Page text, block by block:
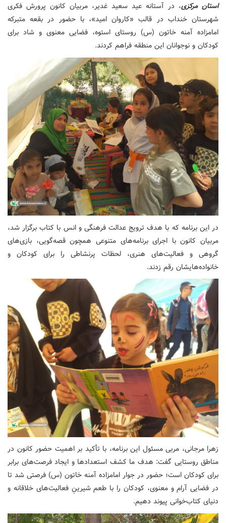
استان مرکزی، در آستانه عید سعید غدیر، مربیان کانون پرورش فکری
شهرستان خنداب در قالب «کاروان امید»، با حضور در بقعه متبرکه
امامزاده آمنه خاتون (س) روستای استوه، فضایی معنوی و شاد برای
کودکان و نوجوانان این منطقه فراهم کردند.
در این برنامه که با هدف ترویج عدالت فرهنگی و انس با کتاب برگزار شد،
مربیان کانون با اجرای برنامه‌های متنوعی همچون قصه‌گویی، بازی‌های
گروهی و فعالیت‌های هنری، لحظات پرنشاطی را برای کودکان و
خانواده‌هایشان رقم زدند.
زهرا مرجانی، مربی مسئول این برنامه، با تأکید بر اهمیت حضور کانون در
مناطق روستایی گفت: هدف ما کشف استعدادها و ایجاد فرصت‌های برابر
برای کودکان است؛ حضور در جوار امامزاده آمنه خاتون (س) فرصتی شد تا
در فضایی آرام و معنوی، کودکان را با طعم شیرینِ فعالیت‌های خلاقانه و
دنیای کتاب‌خوانی پیوند دهیم.